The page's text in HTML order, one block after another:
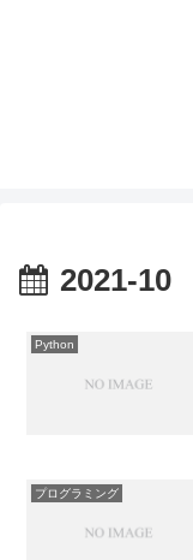
2021-10
Python
プログラミング